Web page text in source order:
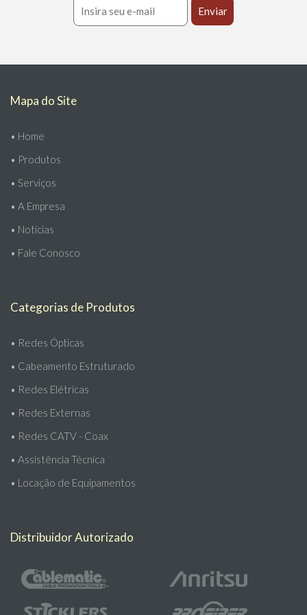
Mapa do Site
• Home
• Produtos
• Serviços
• A Empresa
• Notícias
• Fale Conosco
Categorias de Produtos
• Redes Ópticas
• Cabeamento Estruturado
• Redes Elétricas
• Redes Externas
• Redes CATV - Coax
• Assistência Técnica
• Locação de Equipamentos
Distribuidor Autorizado